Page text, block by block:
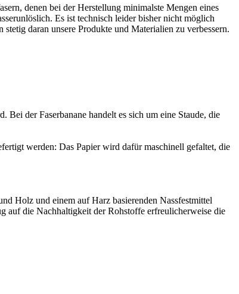
denen bei der Herstellung minimalste Mengen eines
Es ist technisch leider bisher nicht möglich
daran unsere Produkte und Materialien zu verbessern.
Bei der Faserbanane handelt es sich um eine Staude, die
werden: Das Papier wird dafür maschinell gefaltet, die
Holz und einem auf Harz basierenden Nassfestmittel
auf die Nachhaltigkeit der Rohstoffe erfreulicherweise die